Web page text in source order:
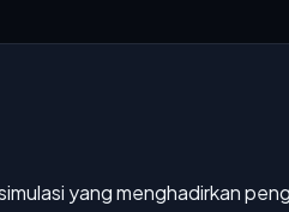
yang menghadirkan